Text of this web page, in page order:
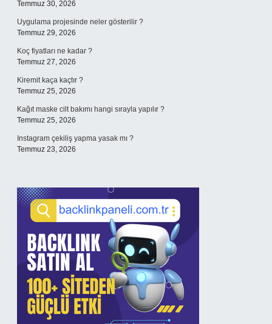
Temmuz 30, 2026
Uygulama projesinde neler gösterilir ?
Temmuz 29, 2026
Koç fiyatları ne kadar ?
Temmuz 27, 2026
Kiremit kaça kaçtır ?
Temmuz 25, 2026
Kağıt maske cilt bakımı hangi sırayla yapılır ?
Temmuz 25, 2026
Instagram çekiliş yapma yasak mı ?
Temmuz 23, 2026